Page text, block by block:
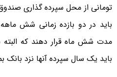
تومانی از محل سپرده گذاری
باید در دو بازده زمانی شش
مدت شش ماه قرار دهند که البته
باید یک سال سپرده آنها نزد بانک